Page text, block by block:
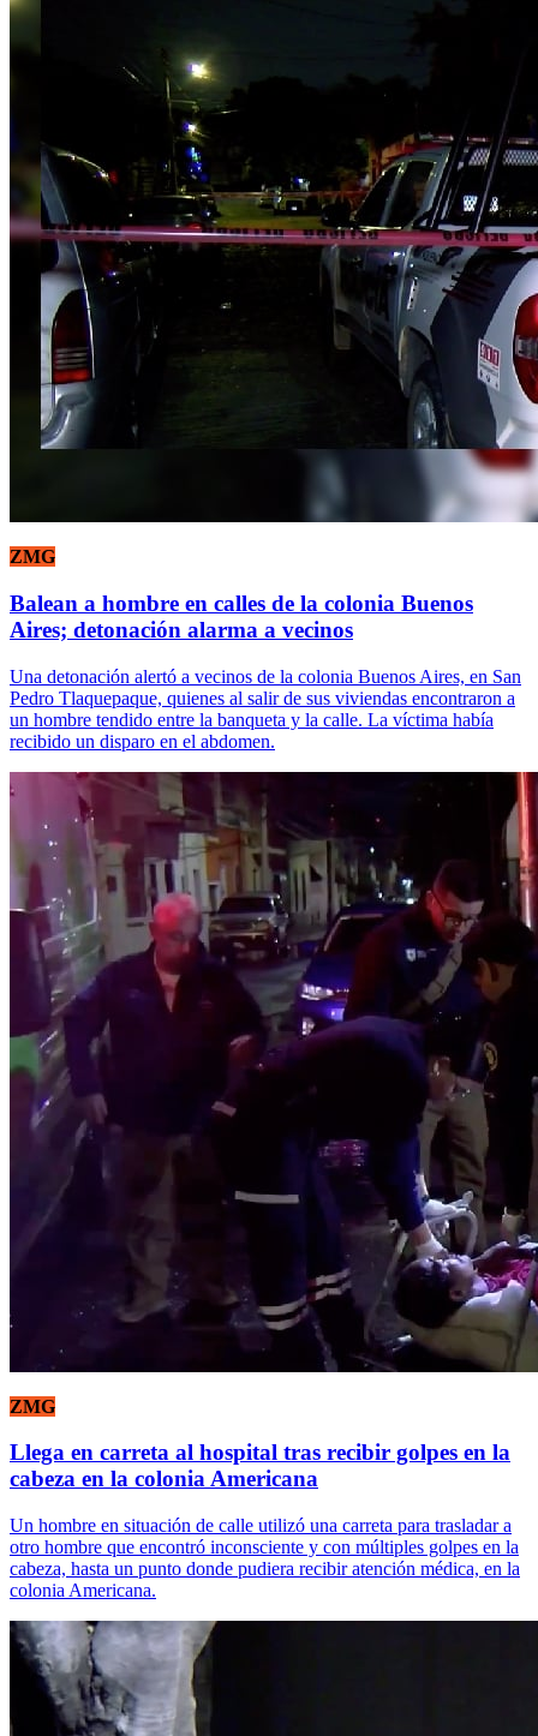
ZMG
Balean a hombre en calles de la colonia Buenos
Aires; detonación alarma a vecinos
Una detonación alertó a vecinos de la colonia Buenos Aires, en San
Pedro Tlaquepaque, quienes al salir de sus viviendas encontraron a
un hombre tendido entre la banqueta y la calle. La víctima había
recibido un disparo en el abdomen.
ZMG
Llega en carreta al hospital tras recibir golpes en la
cabeza en la colonia Americana
Un hombre en situación de calle utilizó una carreta para trasladar a
otro hombre que encontró inconsciente y con múltiples golpes en la
cabeza, hasta un punto donde pudiera recibir atención médica, en la
colonia Americana.